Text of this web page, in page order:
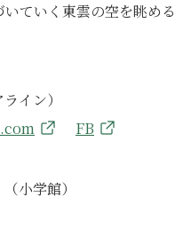
ていく東雲の空を眺める
イン）
FB
小学館）